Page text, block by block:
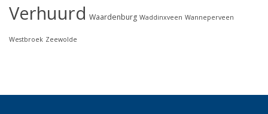
Verhuurd Waardenburg Waddinxveen Wanneperveen
Westbroek Zeewolde